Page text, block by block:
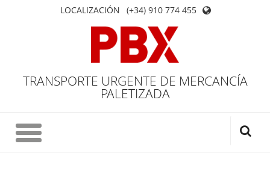
LOCALIZACIÓN (+34) 910 774 455
TRANSPORTE URGENTE DE MERCANCÍA
PALETIZADA